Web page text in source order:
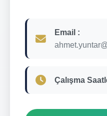
Email :
Çalışma